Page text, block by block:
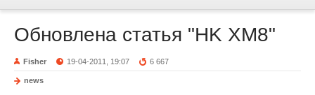
Обновлена статья "HK XM8"
Fisher 19-04-2011, 19:07 6 667
news